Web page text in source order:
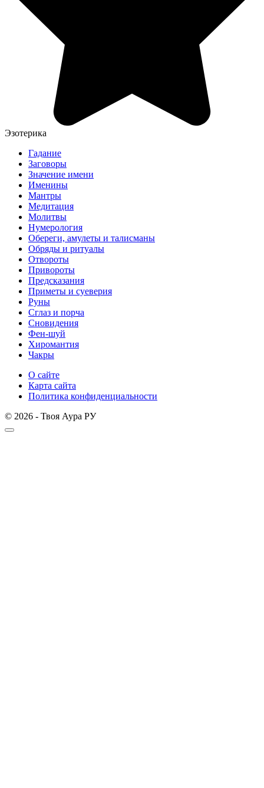
Эзотерика
Гадание
Заговоры
Значение имени
Именины
Мантры
Медитация
Молитвы
Нумерология
Обереги, амулеты и талисманы
Обряды и ритуалы
Отвороты
Привороты
Предсказания
Приметы и суеверия
Руны
Сглаз и порча
Сновидения
Фен-шуй
Хиромантия
Чакры
О сайте
Карта сайта
Политика конфиденциальности
© 2026 - Твоя Аура РУ